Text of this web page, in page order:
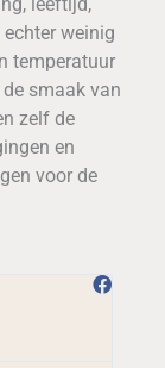
weinig
temperatuur
smaak van
zelf de
en
voor de